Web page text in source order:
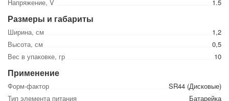
Напряжение, V 1.5
Размеры и габариты
Ширина, см
1,2
Высота, см
0,5
Вес в упаковке, гр
10
Применение
Форм-фактор
SR44 (Дисковые)
Тип элемента питания
Батарейка